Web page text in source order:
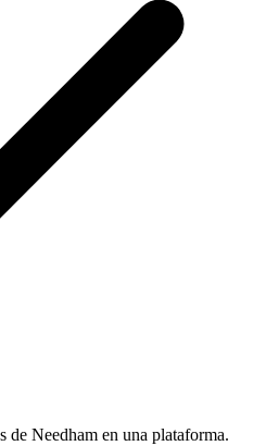
de Needham en una plataforma.